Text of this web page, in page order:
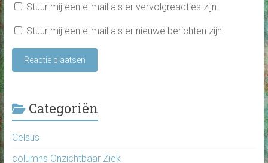
Stuur mij een e-mail als er vervolgreacties zijn.
Stuur mij een e-mail als er nieuwe berichten zijn.
Categoriën
Celsus
columns Onzichtbaar Ziek